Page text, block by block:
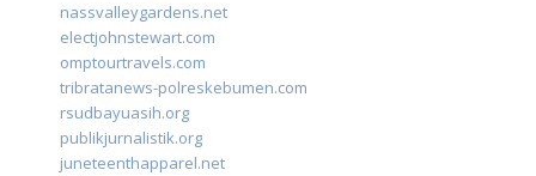
nassvalleygardens.net
electjohnstewart.com
omptourtravels.com
tribratanews-polreskebumen.com
rsudbayuasih.org
publikjurnalistik.org
juneteenthapparel.net